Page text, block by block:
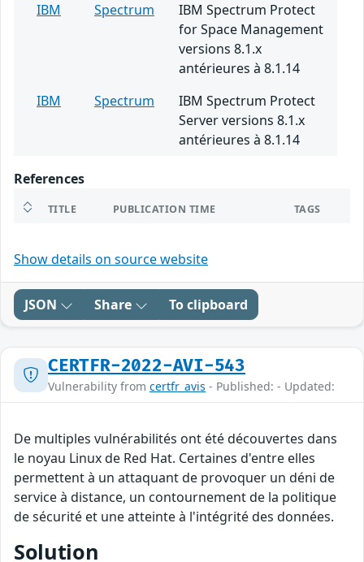
IBM
Spectrum
IBM Spectrum Protect
for Space Management
versions 8.1.x
antérieures à 8.1.14
IBM
Spectrum
IBM Spectrum Protect
Server versions 8.1.x
antérieures à 8.1.14
References
TITLE PUBLICATION TIME TAGS
Show details on source website
JSON Share To clipboard
CERTFR-2022-AVI-543
Vulnerability from certfr_avis - Published: - Updated:
De multiples vulnérabilités ont été découvertes dans
le noyau Linux de Red Hat. Certaines d'entre elles
permettent à un attaquant de provoquer un déni de
service à distance, un contournement de la politique
de sécurité et une atteinte à l'intégrité des données.
Solution